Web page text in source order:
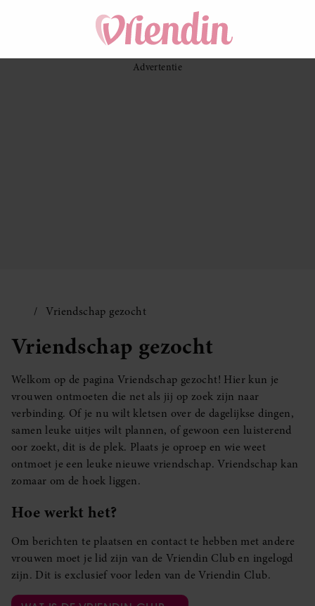
Vriendschap gezocht
Vriendschap gezocht
Welkom op de pagina Vriendschap gezocht! Hier kun je
vrouwen ontmoeten die net als jij op zoek zijn naar
verbinding. Of je nu wilt kletsen over de dagelijkse dingen,
samen leuke uitjes wilt plannen, of gewoon een luisterend
oor zoekt, dit is de plek. Plaats je oproep en wie weet
ontmoet je een leuke nieuwe vriendschap. Vriendschap kan
zomaar om de hoek liggen.
Hoe werkt het?
Om berichten te plaatsen en contact te hebben met andere
vrouwen moet je lid zijn van de Vriendin Club en ingelogd
zijn. Dit is exclusief voor leden van de Vriendin Club.